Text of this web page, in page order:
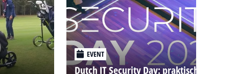
EVENT
Dutch IT Security Day: praktische